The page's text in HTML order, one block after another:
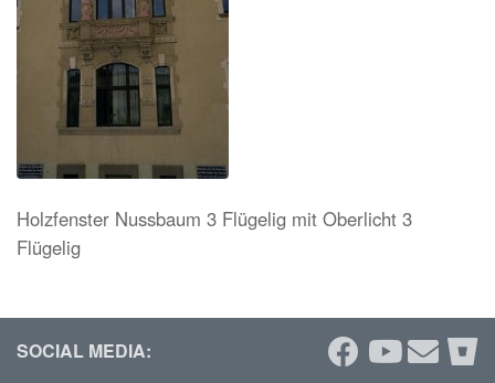
Holzfenster Nussbaum 3 Flügelig mit Oberlicht 3
Flügelig
SOCIAL MEDIA: